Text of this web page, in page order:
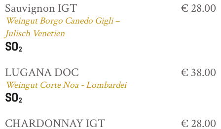
Sauvignon IGT
Weingut Borgo Canedo Gigli –
Julisch Venetien
€ 28.00
LUGANA DOC
Weingut Corte Noa - Lombardei
€ 38.00
CHARDONNAY IGT € 28.00